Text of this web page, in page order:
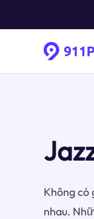
Không có
nhau.